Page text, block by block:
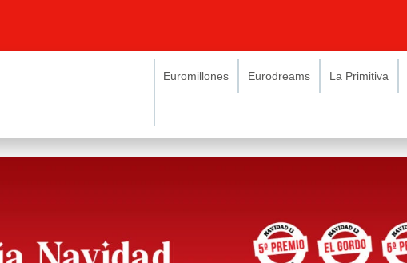
Euromillones Eurodreams La Primitiva